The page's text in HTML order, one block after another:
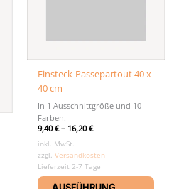
Einsteck-Passepartout 40 x
40 cm
In 1 Ausschnittgröße und 10
Farben.
9,40€– 16,20€
inkl. MwSt.
zzgl.Versandkosten
Lieferzeit 2-7 Tage